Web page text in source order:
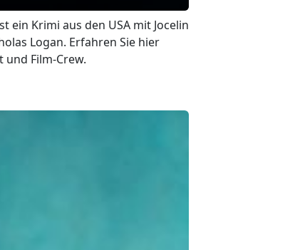
ein Krimi aus den USA mit Jocelin
Logan. Erfahren Sie hier
Film-Crew.